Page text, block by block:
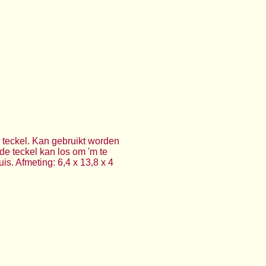
Kan gebruikt worden
teckel kan los om 'm te
Afmeting: 6,4 x 13,8 x 4